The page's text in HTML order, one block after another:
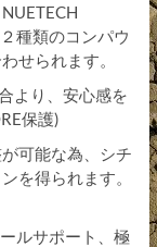
種類のコンパウ
せられます。
より、安心感を
保護)
可能な為、シチ
を得られます。
ルサポート、極